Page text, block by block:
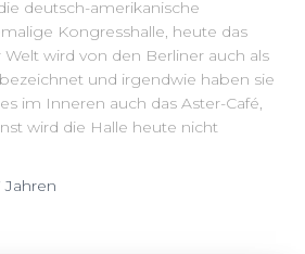
deutsch-amerikanische
Kongresshalle, heute das
wird von den Berliner auch als
und irgendwie haben sie
im Inneren auch das Aster-Café,
wird die Halle heute nicht
Jahren